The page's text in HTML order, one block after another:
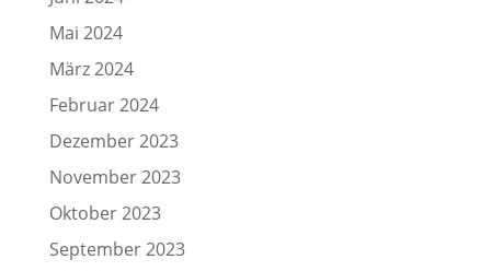
Mai 2024
März 2024
Februar 2024
Dezember 2023
November 2023
Oktober 2023
September 2023